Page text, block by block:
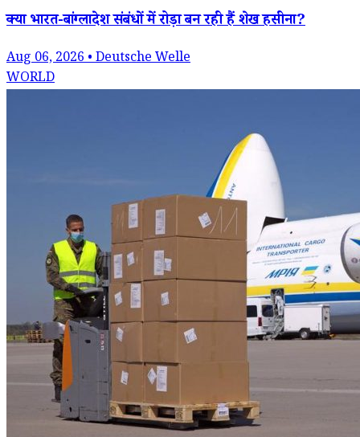
क्या भारत-बांग्लादेश संबंधों में रोड़ा बन रही हैं शेख हसीना?
Aug 06, 2026 • Deutsche Welle
WORLD